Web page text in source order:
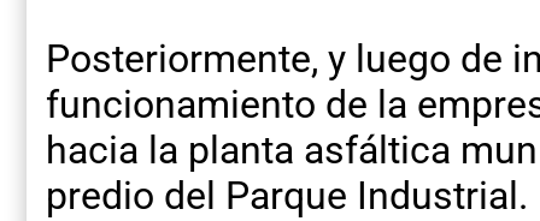
Posteriormente, y luego de
funcionamiento de la
hacia la planta asfáltica
predio del Parque Industrial.